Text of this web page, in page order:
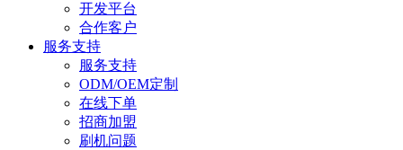
开发平台
合作客户
服务支持
服务支持
ODM/OEM定制
在线下单
招商加盟
刷机问题